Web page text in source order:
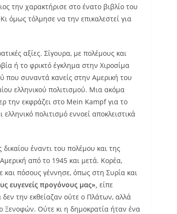
την χαρακτήρισε στο ένατο βιβλίο του
όμως τόλμησε να την επικαλεστεί για
αξίες. Σίγουρα, με πολέμους και
ή το φρικτό έγκλημα στην Χιροσίμα
που συναντά κανείς στην Αμερική του
ελληνικού πολιτισμού. Μια ακόμα
την εκφράζει στο Mein Kampf για το
πολιτισμό εννοεί αποκλειστικά
έναντι του πολέμου και της
από το 1945 και μετά. Κορέα,
και πόσους γέννησε, όπως στη Συρία και
ευγενείς προγόνους μας», είπε
την εκθείαζαν ούτε ο Πλάτων, αλλά
Ξενοφών. Ούτε κι η δημοκρατία ήταν ένα